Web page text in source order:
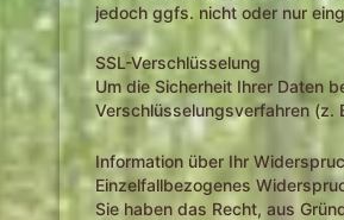
jedoch ggfs. nicht oder nur
SSL-Verschlüsselung
Um die Sicherheit Ihrer Daten
Verschlüsselungsverfahren (z.
Information über Ihr
Einzelfallbezogenes
Sie haben das Recht, aus